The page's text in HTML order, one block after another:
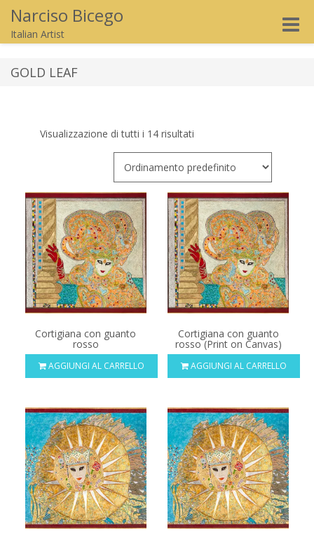
Narciso Bicego
Italian Artist
Toggle
GOLD LEAF
Visualizzazione di tutti i 14 risultati
Cortigiana con guanto
rosso
AGGIUNGI AL CARRELLO
Cortigiana con guanto
rosso (Print on Canvas)
AGGIUNGI AL CARRELLO